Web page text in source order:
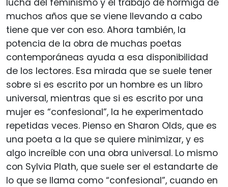
muchos años que se viene llevando a cabo
tiene que ver con eso. Ahora también, la
potencia de la obra de muchas poetas
contemporáneas ayuda a esa disponibilidad
de los lectores. Esa mirada que se suele tener
sobre si es escrito por un hombre es un libro
universal, mientras que si es escrito por una
mujer es “confesional”, la he experimentado
repetidas veces. Pienso en Sharon Olds, que es
una poeta a la que se quiere minimizar, y es
algo increíble con una obra universal. Lo mismo
con Sylvia Plath, que suele ser el estandarte de
lo que se llama como “confesional”, cuando en